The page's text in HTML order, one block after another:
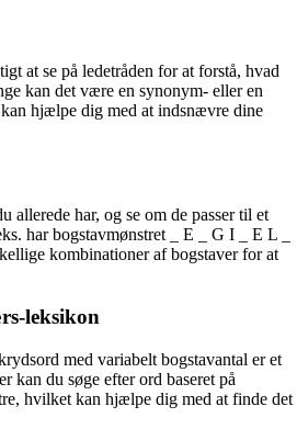
at se på ledetråden for at forstå, hvad
kan det være en synonym- eller en
kan hjælpe dig med at indsnævre dine
allerede har, og se om de passer til et
har bogstavmønstret _ E _ G I _ E L _
kombinationer af bogstaver for at
leksikon
med variabelt bogstavantal er et
kan du søge efter ord baseret på
hvilket kan hjælpe dig med at finde det